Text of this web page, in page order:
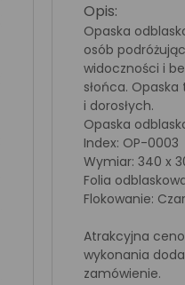
Opis:
Opaska
osób
widoczności i
słońca.
i dorosłych.
Opaska
Index: OP-0003
Wymiar: 340 x
Folia
Flokowanie:
Atrakcyjna
wykonania
zamówienie.